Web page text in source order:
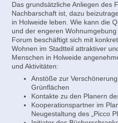
Das grundsätzliche Anliegen des
Nachbarschaft ist, dazu
in Holweide leben. Wie kann die
und der engeren
Forum beschäftigt sich mit
Wohnen im Stadtteil attraktiver
Menschen in Holweide
und Aktivitäten:
Anstöße zur
Grünflächen
Kontakte zu den Planern
Kooperationspartner im
Neugestaltung des „Picco